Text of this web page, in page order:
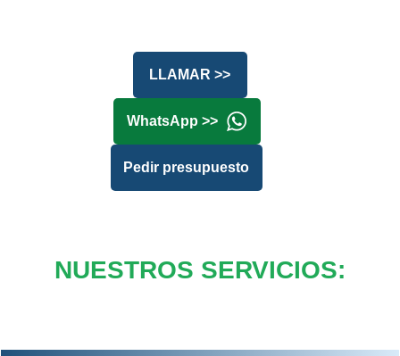
LLAMAR >>
WhatsApp >>
Pedir presupuesto
NUESTROS SERVICIOS: